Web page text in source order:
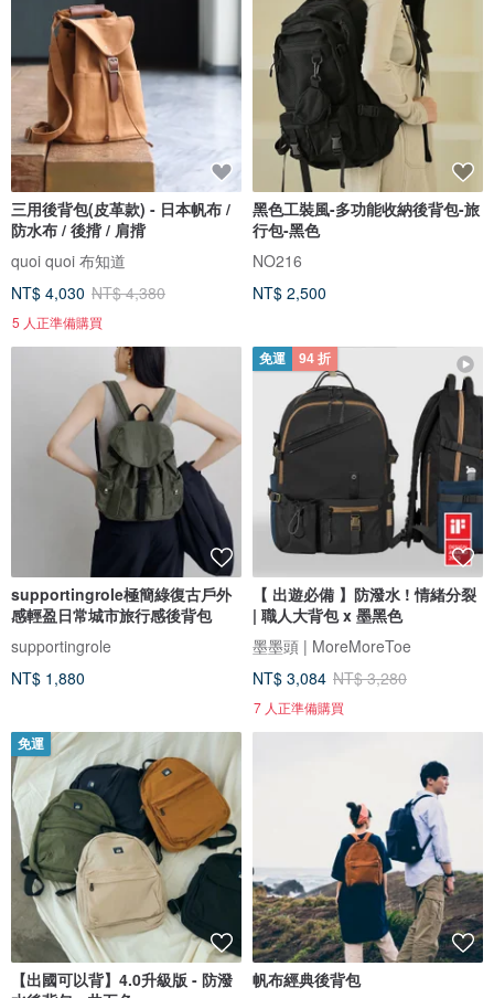
三用後背包(皮革款) - 日本帆布 /
防水布 / 後揹 / 肩揹
quoi quoi 布知道
NT$ 4,030 NT$ 4,380
5 人正準備購買
黑色工裝風-多功能收納後背包-旅
行包-黑色
NO216
NT$ 2,500
supportingrole極簡綠復古戶外
感輕盈日常城市旅行感後背包
supportingrole
NT$ 1,880
免運 94 折
【 出遊必備 】防潑水 ! 情緒分裂
| 職人大背包 x 墨黑色
墨墨頭 | MoreMoreToe
NT$ 3,084 NT$ 3,280
7 人正準備購買
免運
【出國可以背】4.0升級版 - 防潑
帆布經典後背包